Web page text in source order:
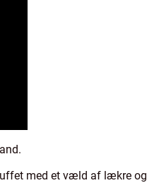
med et væld af lækre og